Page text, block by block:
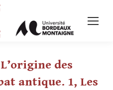
des
antique. 1, Les